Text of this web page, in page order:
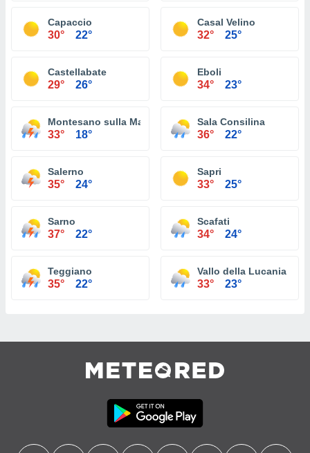
Capaccio
30° 22°
Casal Velino
32° 25°
Castellabate
29° 26°
Eboli
34° 23°
Montesano sulla Marcellana
33° 18°
Sala Consilina
36° 22°
Salerno
35° 24°
Sapri
33° 25°
Sarno
37° 22°
Scafati
34° 24°
Teggiano
35° 22°
Vallo della Lucania
33° 23°